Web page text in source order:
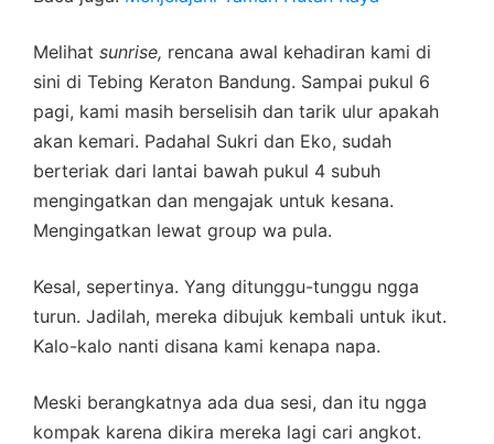
Melihat sunrise, rencana awal kehadiran kami di
sini di Tebing Keraton Bandung. Sampai pukul 6
pagi, kami masih berselisih dan tarik ulur apakah
akan kemari. Padahal Sukri dan Eko, sudah
berteriak dari lantai bawah pukul 4 subuh
mengingatkan dan mengajak untuk kesana.
Mengingatkan lewat group wa pula.
Kesal, sepertinya. Yang ditunggu-tunggu ngga
turun. Jadilah, mereka dibujuk kembali untuk ikut.
Kalo-kalo nanti disana kami kenapa napa.
Meski berangkatnya ada dua sesi, dan itu ngga
kompak karena dikira mereka lagi cari angkot.